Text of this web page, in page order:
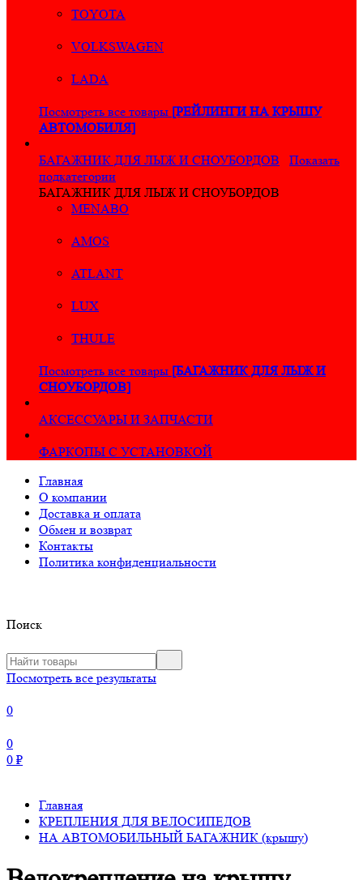
TOYOTA
VOLKSWAGEN
LADA
Посмотреть все товары [РЕЙЛИНГИ НА КРЫШУ
АВТОМОБИЛЯ]
БАГАЖНИК ДЛЯ ЛЫЖ И СНОУБОРДОВ
Показать
подкатегории
БАГАЖНИК ДЛЯ ЛЫЖ И СНОУБОРДОВ
MENABO
AMOS
ATLANT
LUX
THULE
Посмотреть все товары [БАГАЖНИК ДЛЯ ЛЫЖ И
СНОУБОРДОВ]
АКСЕССУАРЫ И ЗАПЧАСТИ
ФАРКОПЫ С УСТАНОВКОЙ
Главная
О компании
Доставка и оплата
Обмен и возврат
Контакты
Политика конфиденциальности
Поиск
Посмотреть все результаты
0
0
0 ₽
Главная
КРЕПЛЕНИЯ ДЛЯ ВЕЛОСИПЕДОВ
НА АВТОМОБИЛЬНЫЙ БАГАЖНИК (крышу)